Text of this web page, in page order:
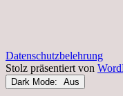
Datenschutzbelehrung
Stolz präsentiert von
Dark Mode: